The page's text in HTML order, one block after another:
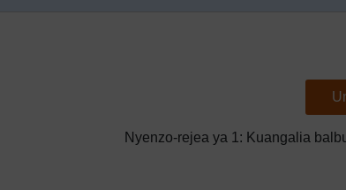
Nyenzo-rejea ya 1: Kuangalia